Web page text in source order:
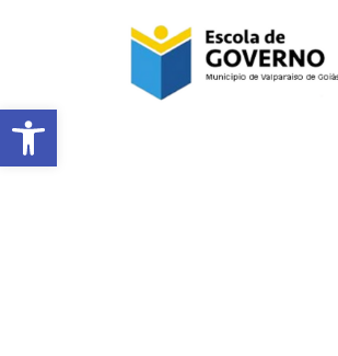
Abrir barra de ferramentas